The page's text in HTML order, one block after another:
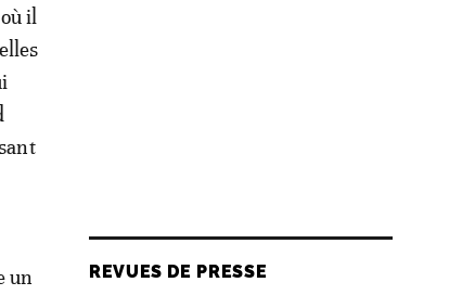
il
un
REVUES DE PRESSE